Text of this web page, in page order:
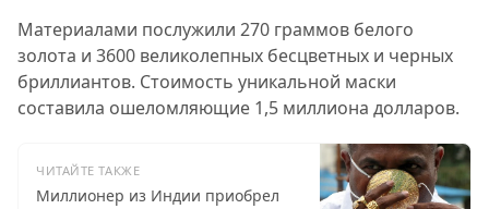
Материалами послужили 270 граммов белого
золота и 3600 великолепных бесцветных и черных
бриллиантов. Стоимость уникальной маски
составила ошеломляющие 1,5 миллиона долларов.
ЧИТАЙТЕ ТАКЖЕ
Миллионер из Индии приобрел